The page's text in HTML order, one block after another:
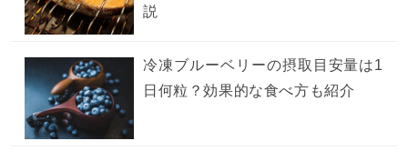
説
冷凍ブルーベリーの摂取目安量は1
日何粒？効果的な食べ方も紹介